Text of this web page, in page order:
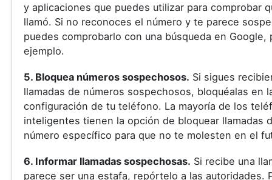
y aplicaciones que puedes utilizar para comprobar
llamó. Si no reconoces el número y te parece
puedes comprobarlo con una búsqueda en Google,
ejemplo.
5. Bloquea números sospechosos. Si sigues
llamadas de números sospechosos, bloquéalas en
configuración de tu teléfono. La mayoría de los
inteligentes tienen la opción de bloquear llamadas
número específico para que no te molesten en el
6. Informar llamadas sospechosas. Si recibe una
parece ser una estafa, repórtelo a las autoridades.